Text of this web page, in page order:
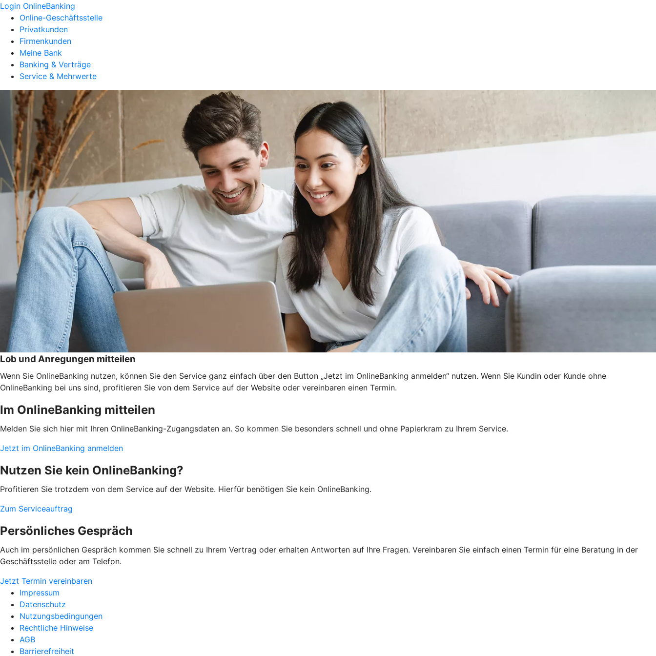
Login OnlineBanking
Online-Geschäftsstelle
Privatkunden
Firmenkunden
Meine Bank
Banking & Verträge
Service & Mehrwerte
Lob und Anregungen mitteilen
Wenn Sie OnlineBanking nutzen, können Sie den Service ganz einfach über den Button „Jetzt im OnlineBanking anmelden“ nutzen. Wenn Sie Kundin oder Kunde ohne
OnlineBanking bei uns sind, profitieren Sie von dem Service auf der Website oder vereinbaren einen Termin.
Im OnlineBanking mitteilen
Melden Sie sich hier mit Ihren OnlineBanking-Zugangsdaten an. So kommen Sie besonders schnell und ohne Papierkram zu Ihrem Service.
Jetzt im OnlineBanking anmelden
Nutzen Sie kein OnlineBanking?
Profitieren Sie trotzdem von dem Service auf der Website. Hierfür benötigen Sie kein OnlineBanking.
Zum Serviceauftrag
Persönliches Gespräch
Auch im persönlichen Gespräch kommen Sie schnell zu Ihrem Vertrag oder erhalten Antworten auf Ihre Fragen. Vereinbaren Sie einfach einen Termin für eine Beratung in der
Geschäftsstelle oder am Telefon.
Jetzt Termin vereinbaren
Impressum
Datenschutz
Nutzungsbedingungen
Rechtliche Hinweise
AGB
Barrierefreiheit